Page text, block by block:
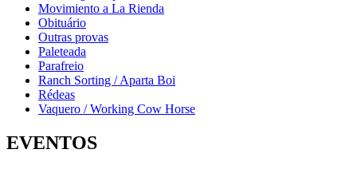
Movimiento a La Rienda
Obituário
Outras provas
Paleteada
Parafreio
Ranch Sorting / Aparta Boi
Rédeas
Vaquero / Working Cow Horse
EVENTOS